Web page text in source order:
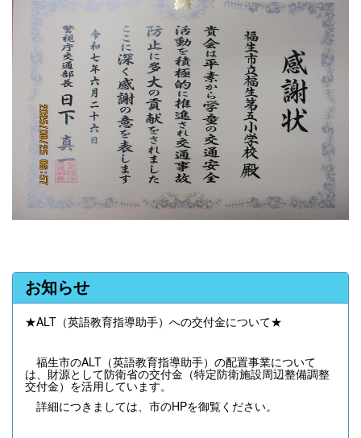
お知らせ
★ALT（英語教育指導助手）への交付金について★
福生市のALT（英語教育指導助手）の配置事業について
は、財源として防衛省の交付金（特定防衛施設周辺整備調整
交付金）を活用しています。
詳細につきましては、市のHPを御覧ください。